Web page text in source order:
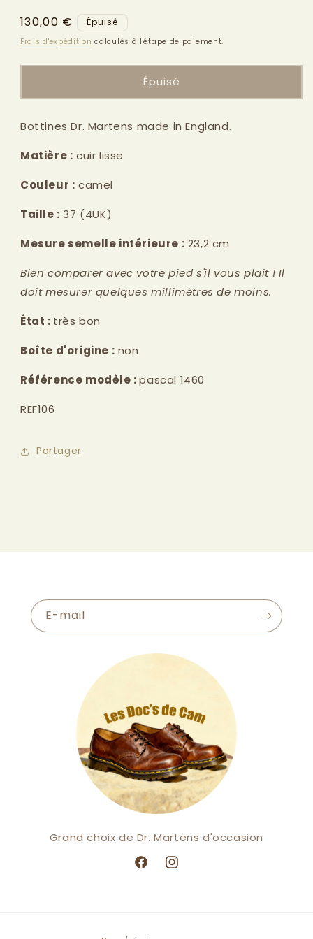
Prix
habituel
130,00 € Épuisé
Frais d'expédition calculés à l'étape de paiement.
Épuisé
Bottines Dr. Martens made in England.
Matière : cuir lisse
Couleur : camel
Taille : 37 (4UK)
Mesure semelle intérieure : 23,2 cm
Bien comparer avec votre pied s'il vous plaît ! Il
doit mesurer quelques millimètres de moins.
État : très bon
Boîte d'origine : non
Référence modèle : pascal 1460
REF106
Partager
E-mail
Grand choix de Dr. Martens d'occasion
FacebookInstagram